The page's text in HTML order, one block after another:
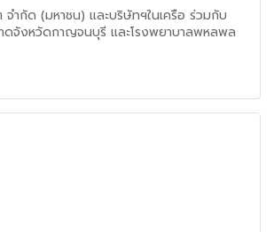
ำกัด (มหาชน) และบริษัทฯในเครือ ร่วมกับ
าดจังหวัดกาญจนบุรี และโรงพยาบาลพหลพล